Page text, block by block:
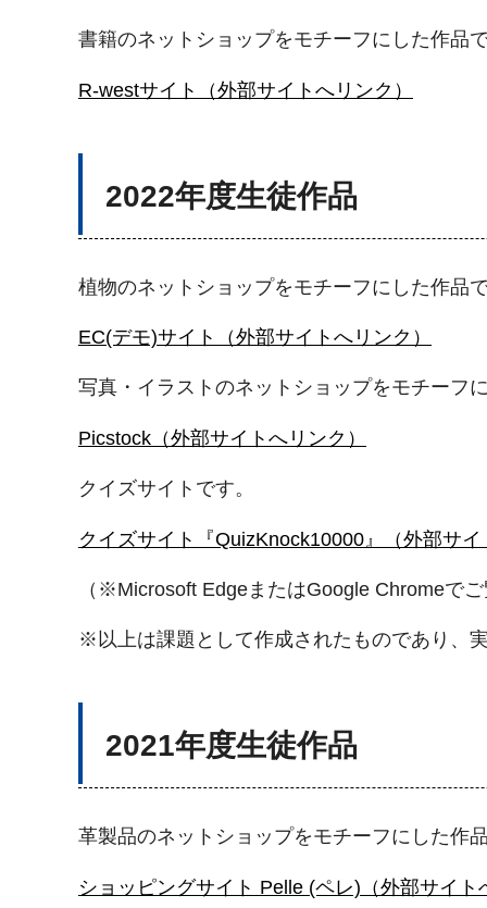
書籍のネットショップをモチーフにした作品で
R-westサイト（外部サイトへリンク）
2022年度生徒作品
植物のネットショップをモチーフにした作品で
EC(デモ)サイト（外部サイトへリンク）
写真・イラストのネットショップをモチーフ
Picstock（外部サイトへリンク）
クイズサイトです。
クイズサイト『QuizKnock10000』（外部サイ
（※Microsoft EdgeまたはGoogle Chromeで
※以上は課題として作成されたものであり、
2021年度生徒作品
革製品のネットショップをモチーフにした作品
ショッピングサイト Pelle (ペレ)（外部サイト